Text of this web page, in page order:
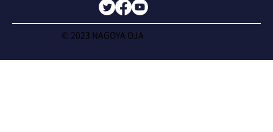
© 2023 NAGOYA OJA